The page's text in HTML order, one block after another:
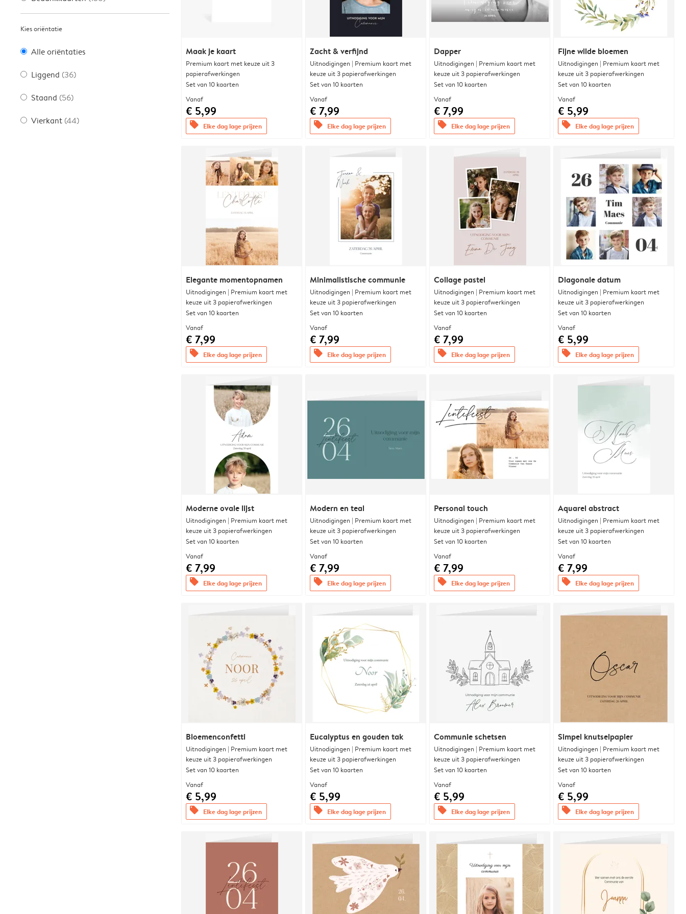
Kies oriëntatie
Alle oriëntaties
Liggend (36)
Staand (56)
Vierkant (44)
Maak je kaart
Premium kaart met keuze uit 3
papierafwerkingen
Set van 10 kaarten
Vanaf
€ 5,99
offers Elke dag lage prijzen
Zacht & verfijnd
Uitnodigingen | Premium kaart met
keuze uit 3 papierafwerkingen
Set van 10 kaarten
Vanaf
€ 7,99
offers Elke dag lage prijzen
Dapper
Uitnodigingen | Premium kaart met
keuze uit 3 papierafwerkingen
Set van 10 kaarten
Vanaf
€ 7,99
offers Elke dag lage prijzen
Fijne wilde bloemen
Uitnodigingen | Premium kaart met
keuze uit 3 papierafwerkingen
Set van 10 kaarten
Vanaf
€ 5,99
offers Elke dag lage prijzen
Elegante momentopnamen
Uitnodigingen | Premium kaart met
keuze uit 3 papierafwerkingen
Set van 10 kaarten
Vanaf
€ 7,99
offers Elke dag lage prijzen
Minimalistische communie
Uitnodigingen | Premium kaart met
keuze uit 3 papierafwerkingen
Set van 10 kaarten
Vanaf
€ 7,99
offers Elke dag lage prijzen
Collage pastel
Uitnodigingen | Premium kaart met
keuze uit 3 papierafwerkingen
Set van 10 kaarten
Vanaf
€ 7,99
offers Elke dag lage prijzen
Diagonale datum
Uitnodigingen | Premium kaart met
keuze uit 3 papierafwerkingen
Set van 10 kaarten
Vanaf
€ 5,99
offers Elke dag lage prijzen
Moderne ovale lijst
Uitnodigingen | Premium kaart met
keuze uit 3 papierafwerkingen
Set van 10 kaarten
Vanaf
€ 7,99
offers Elke dag lage prijzen
Modern en teal
Uitnodigingen | Premium kaart met
keuze uit 3 papierafwerkingen
Set van 10 kaarten
Vanaf
€ 7,99
offers Elke dag lage prijzen
Personal touch
Uitnodigingen | Premium kaart met
keuze uit 3 papierafwerkingen
Set van 10 kaarten
Vanaf
€ 7,99
offers Elke dag lage prijzen
Aquarel abstract
Uitnodigingen | Premium kaart met
keuze uit 3 papierafwerkingen
Set van 10 kaarten
Vanaf
€ 7,99
offers Elke dag lage prijzen
Bloemenconfetti
Uitnodigingen | Premium kaart met
keuze uit 3 papierafwerkingen
Set van 10 kaarten
Vanaf
€ 5,99
offers Elke dag lage prijzen
Eucalyptus en gouden tak
Uitnodigingen | Premium kaart met
keuze uit 3 papierafwerkingen
Set van 10 kaarten
Vanaf
€ 5,99
offers Elke dag lage prijzen
Communie schetsen
Uitnodigingen | Premium kaart met
keuze uit 3 papierafwerkingen
Set van 10 kaarten
Vanaf
€ 5,99
offers Elke dag lage prijzen
Simpel knutselpapier
Uitnodigingen | Premium kaart met
keuze uit 3 papierafwerkingen
Set van 10 kaarten
Vanaf
€ 5,99
offers Elke dag lage prijzen